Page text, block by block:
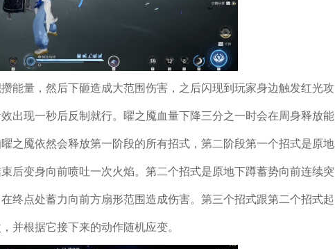
能量，然后下砸造成大范围伤害，之后闪现到玩家身边触发红光攻
出现一秒后反制就行。曜之魇血量下降三分之一时会在周身释放能
之魇依然会释放第一阶段的所有招式，第二阶段第一个招式是原地
后变身向前喷吐一次火焰。第二个招式是原地下蹲蓄势向前连续突
终点处蓄力向前方扇形范围造成伤害。第三个招式跟第二个招式起
并根据它接下来的动作随机应变。